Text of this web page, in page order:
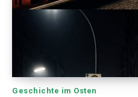
Geschichte im Osten